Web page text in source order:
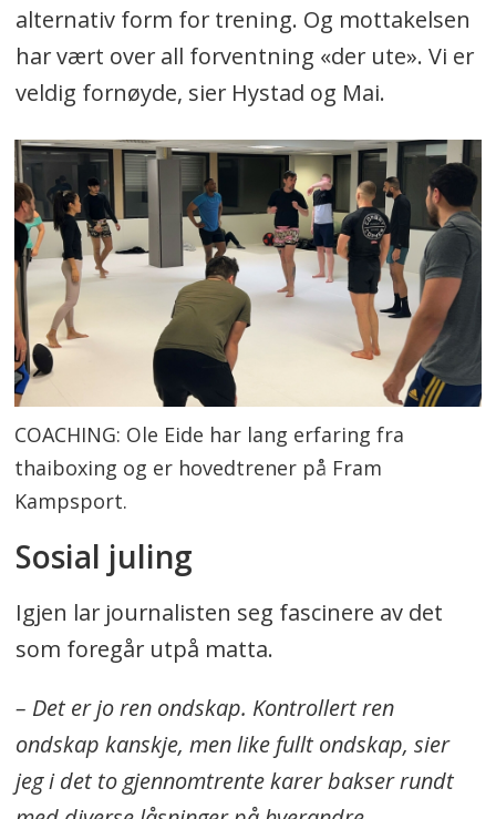
alternativ form for trening. Og mottakelsen
har vært over all forventning «der ute». Vi er
veldig fornøyde, sier Hystad og Mai.
COACHING: Ole Eide har lang erfaring fra
thaiboxing og er hovedtrener på Fram
Kampsport.
Sosial juling
Igjen lar journalisten seg fascinere av det
som foregår utpå matta.
– Det er jo ren ondskap. Kontrollert ren
ondskap kanskje, men like fullt ondskap, sier
jeg i det to gjennomtrente karer bakser rundt